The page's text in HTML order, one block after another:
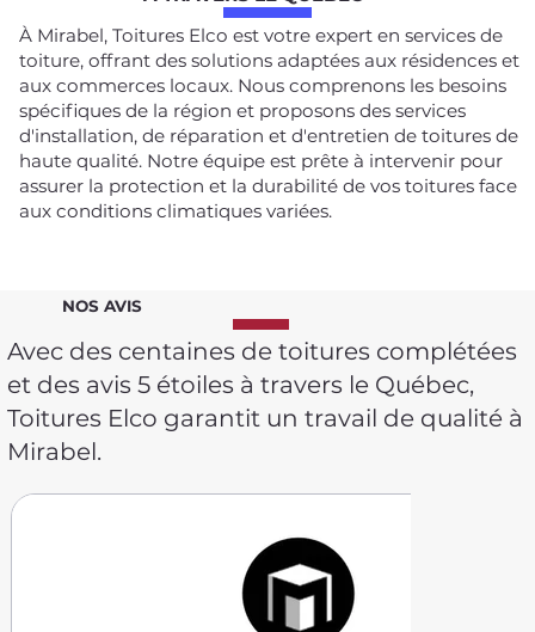
À Mirabel, Toitures Elco est votre expert en services de
toiture, offrant des solutions adaptées aux résidences et
aux commerces locaux. Nous comprenons les besoins
spécifiques de la région et proposons des services
d'installation, de réparation et d'entretien de toitures de
haute qualité. Notre équipe est prête à intervenir pour
assurer la protection et la durabilité de vos toitures face
aux conditions climatiques variées.
NOS AVIS
Avec des centaines de toitures complétées
et des avis 5 étoiles à travers le Québec,
Toitures Elco garantit un travail de qualité à
Mirabel.